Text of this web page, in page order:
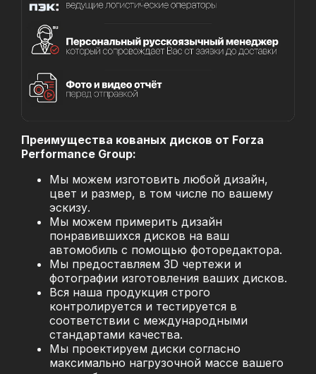
Преимущества кованых дисков от Forza
Performance Group:
Мы можем изготовить любой дизайн,
цвет и размер, в том числе по вашему
эскизу.
Мы можем примерить дизайн
понравившихся дисков на ваш
автомобиль с помощью фоторедактора.
Мы предоставляем 3D чертежи и
фотографии изготовления ваших дисков.
Вся наша продукция строго
контролируется и тестируется в
соответствии с международными
стандартами качества.
Мы проектируем диски согласно
максимально нагрузочной массе вашего